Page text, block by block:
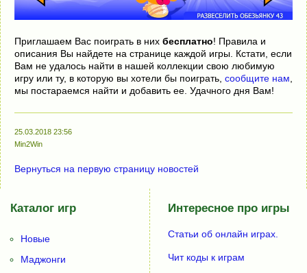
Приглашаем Вас поиграть в них бесплатно! Правила и
описания Вы найдете на странице каждой игры. Кстати, если
Вам не удалось найти в нашей коллекции свою любимую
игру или ту, в которую вы хотели бы поиграть, сообщите нам
мы постараемся найти и добавить ее. Удачного дня Вам!
25.03.2018 23:56
Min2Win
Вернуться на первую страницу новостей
Каталог игр
Новые
Маджонги
Интересное про игры
Статьи об онлайн играх.
Чит коды к играм